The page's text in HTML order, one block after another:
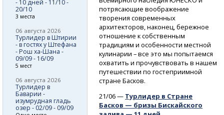
потрясающие воображение
творения современных
архитекторов, наконец, бережное
отношение к собственным
традициям и особенности местной
кулинарии – все это мы попытаемся
охватить и прочувствовать в нашем
путешествии по гостеприимной
стране Басков.
21/06 — Турлидер в Стране
Басков — бризы Бискайского
- 10 дней - 11/10 -
20/10
3 места
06 августа 2026
Турлидер в Штирии
- в гостях у Штефана
- Рош ха-Шана -
09/09 - 16/09
5 мест
06 августа 2026
Турлидер в
Баварии -
изумрудная гладь
озер - 02/09 - 09/09